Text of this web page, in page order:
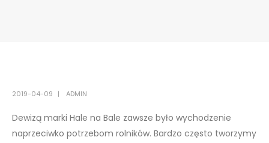
2019-04-09 ADMIN
Dewizą marki Hale na Bale zawsze było wychodzenie
naprzeciwko potrzebom rolników. Bardzo często tworzymy